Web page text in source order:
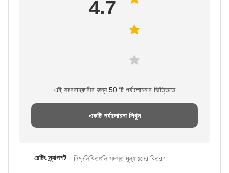
4.7
এই সরবরাহকারীর জন্য 50 টি পর্যালোচনার ভিত্তিতে
একটি পর্যালোচনা লিখুন
রেটিং স্ন্যাপশট নিম্নলিখিতগুলি সমস্ত মূল্যায়নের বিতরণ